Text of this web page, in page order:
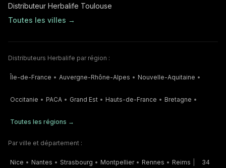
Distributeur Herbalife Toulouse
Toutes les villes →
Distributeurs Herbalife par région :
Île-de-France • Auvergne-Rhône-Alpes • Nouvelle-Aquitaine •
Occitanie • PACA • Grand Est • Hauts-de-France • Bretagne •
Toutes les régions →
Par ville et département :
Nice • Nantes • Strasbourg • Montpellier • Rennes • Reims 34